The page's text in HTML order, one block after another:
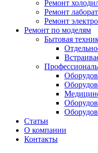
Ремонт
Ремонт
Ремонт
Ремонт по моделям
Бытовая
Статьи
О компании
Контакты